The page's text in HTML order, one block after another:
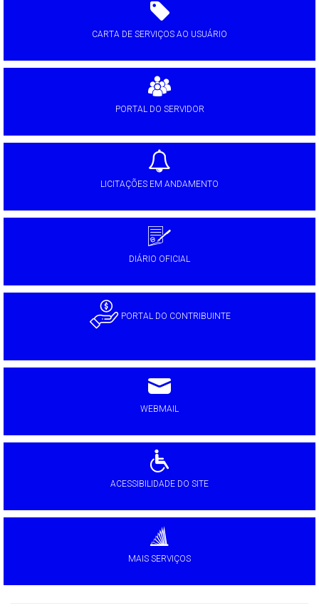
CARTA DE SERVIÇOS AO USUÁRIO
PORTAL DO SERVIDOR
LICITAÇÕES EM ANDAMENTO
DIÁRIO OFICIAL
PORTAL DO CONTRIBUINTE
WEBMAIL
ACESSIBILIDADE DO SITE
MAIS SERVIÇOS